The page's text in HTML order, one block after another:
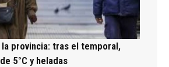
provincia: tras el temporal,
5°C y heladas